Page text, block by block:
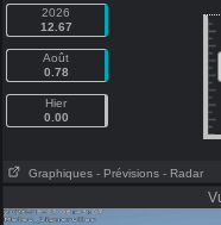
2026
12.67
Août
0.78
Hier
0.00
Graphiques - Prévisions - Radar